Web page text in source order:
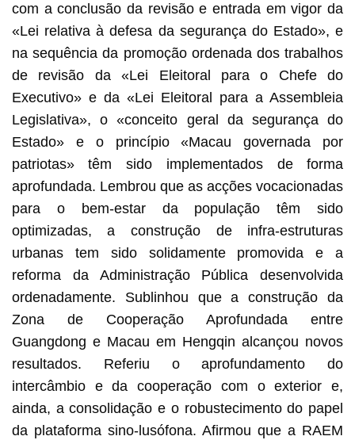
com a conclusão da revisão e entrada em vigor da
«Lei relativa à defesa da segurança do Estado», e
na sequência da promoção ordenada dos trabalhos
de revisão da «Lei Eleitoral para o Chefe do
Executivo» e da «Lei Eleitoral para a Assembleia
Legislativa», o «conceito geral da segurança do
Estado» e o princípio «Macau governada por
patriotas» têm sido implementados de forma
aprofundada. Lembrou que as acções vocacionadas
para o bem-estar da população têm sido
optimizadas, a construção de infra-estruturas
urbanas tem sido solidamente promovida e a
reforma da Administração Pública desenvolvida
ordenadamente. Sublinhou que a construção da
Zona de Cooperação Aprofundada entre
Guangdong e Macau em Hengqin alcançou novos
resultados. Referiu o aprofundamento do
intercâmbio e da cooperação com o exterior e,
ainda, a consolidação e o robustecimento do papel
da plataforma sino-lusófona. Afirmou que a RAEM